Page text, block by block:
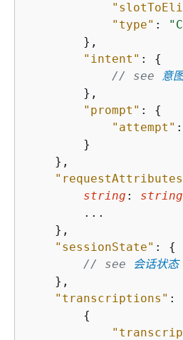
"type" :
        },
"intent" : {
// see 意
        },
"prompt" : {
"attempt" :
        }
    },
string : string
        ...
    },
"sessionState" : {
// see
会话状态
    },
"transcriptions" :
{